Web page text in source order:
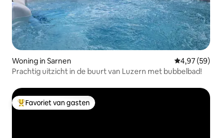
Woning in Sarnen Gemiddelde
4,97 (59)
Prachtig uitzicht in de buurt van Luzern met bubbelbad!
Topfavoriet van gasten
Favoriet van gasten